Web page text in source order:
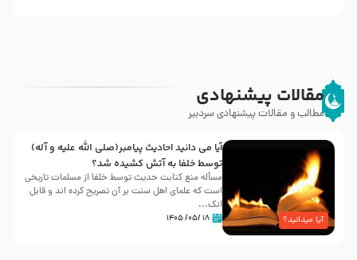
مقالات پیشنهادی
مطالب و مقالات پیشنهادی سردبیر
آیا میدانید؟
آیا می دانید احادیث پیامبر(صلی الله علیه و آله)
توسط خلفا به آتش کشیده شد؟
مسأله منع کتابت حدیث توسط خلفا از مسلمات تاریخی
است که علمای اهل سنت بر آن تصریح کرده اند و قابل
انک...
۱۸ /۰۵/ ۱۴۰۵